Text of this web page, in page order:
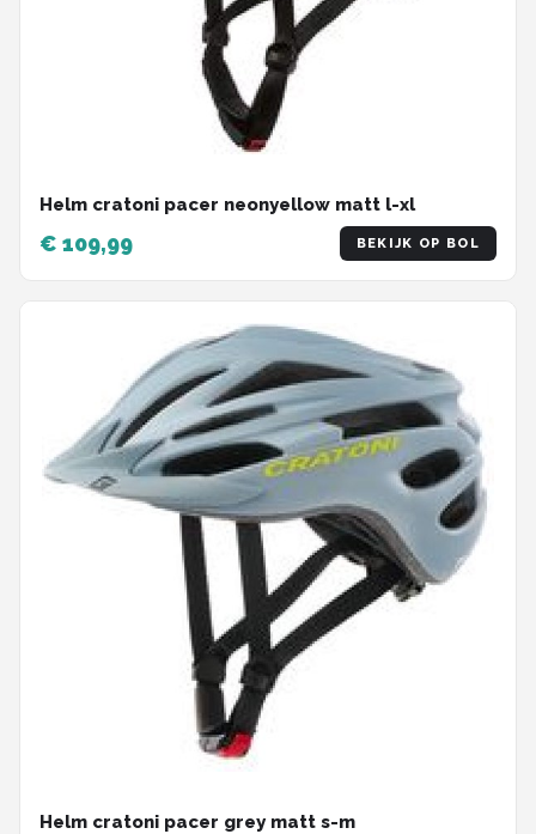
Helm cratoni pacer neonyellow matt l-xl
€ 109,99 BEKIJK OP BOL
Helm cratoni pacer grey matt s-m